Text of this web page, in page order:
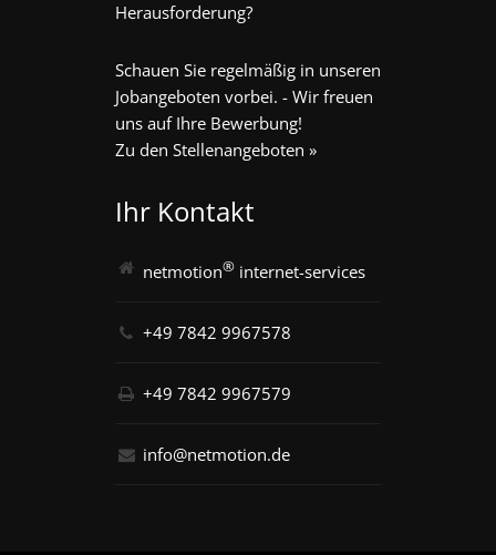
Herausforderung?
Schauen Sie regelmäßig in unseren
Jobangeboten vorbei. - Wir freuen
uns auf Ihre Bewerbung!
Zu den Stellenangeboten »
Ihr Kontakt
netmotion® internet-services
+49 7842 9967578
+49 7842 9967579
info@netmotion.de